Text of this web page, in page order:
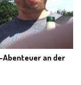
Abenteuer an der